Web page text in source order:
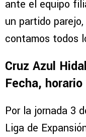
ante el equipo
un partido
contamos todos
Cruz Azul
Fecha,
Por la jornada 3
Liga de